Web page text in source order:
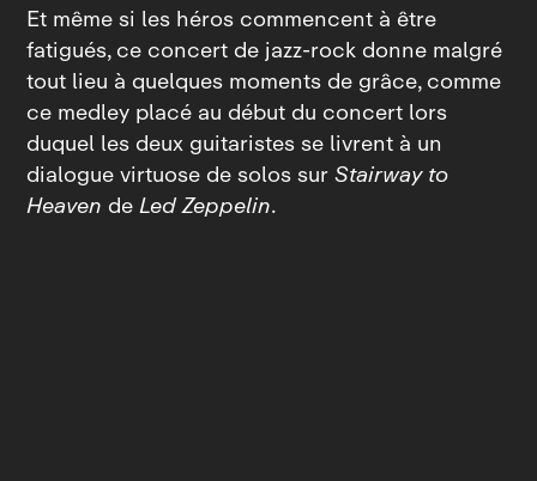
Et même si les héros commencent à être
fatigués, ce concert de jazz‑rock donne malgré
tout lieu à quelques moments de grâce, comme
ce medley placé au début du concert lors
duquel les deux guitaristes se livrent à un
dialogue virtuose de solos surStairway to
Heaven deLed Zeppelin.